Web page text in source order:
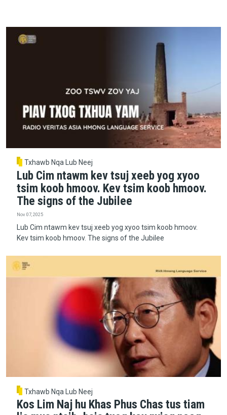
Txhawb Nqa Lub Neej
Lub Cim ntawm kev tsuj xeeb yog xyoo
tsim koob hmoov. Kev tsim koob hmoov.
The signs of the Jubilee
Nov 07, 2025
Lub Cim ntawm kev tsuj xeeb yog xyoo tsim koob hmoov.
Kev tsim koob hmoov. The signs of the Jubilee
Txhawb Nqa Lub Neej
Kos Lim Naj hu Khas Phus Chas tus tiam